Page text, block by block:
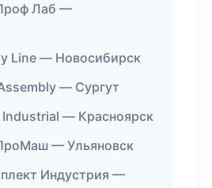
Лаб —
Line — Новосибирск
— Сургут
— Красноярск
— Ульяновск
Индустрия —